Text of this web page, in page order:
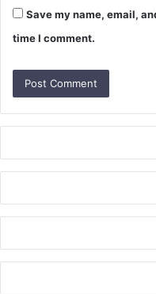
Save my name, email,
time I comment.